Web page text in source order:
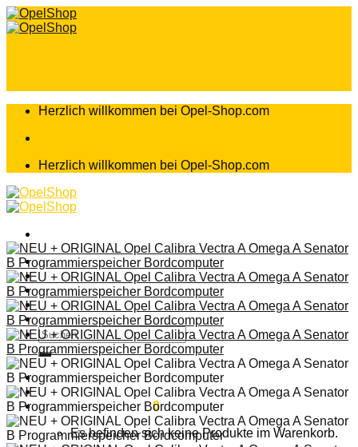
Zum
Inhalt
Herzlich willkommen bei Opel-Shop.com
Herzlich willkommen bei Opel-Shop.com
Home
Shop
Teileanfrage
Teileliste
Suchen
nach:
Anmelden
Warenkorb /0,00 € 0
Es befinden sich keine Produkte im Warenkorb.